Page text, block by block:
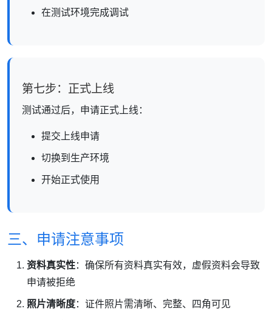
在测试环境完成调试
第七步：正式上线
测试通过后，申请正式上线：
提交上线申请
切换到生产环境
开始正式使用
三、申请注意事项
资料真实性：确保所有资料真实有效，虚假资料会导致
申请被拒绝
照片清晰度：证件照片需清晰、完整、四角可见